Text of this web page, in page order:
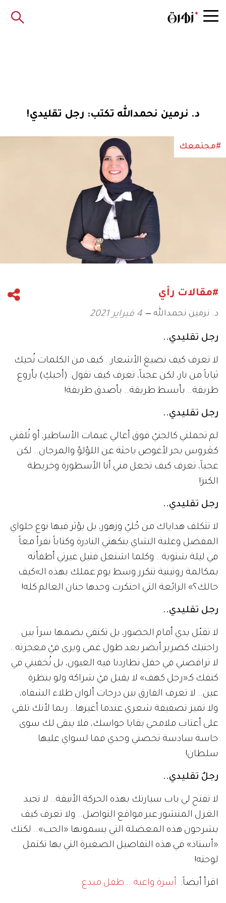
د. نرمين نحمدالله تكتب: رجل تقليدي!
#مجتمعك
#مقالات رأي
د. نرمين نحمدالله 4 فبراير 2021
رجل تقليدي..
لا تعرف كيف تصيغ الأشعار.. كيف من الكلمات تُحيك
ثياباً من نار، لكن عجباً، تعرف كيف تقول: (أحبكِ) بأروع
طريقة.. بأبسط طريقة.. بأصدق طريقة!
رجل تقليدي..
لم تحملني كالجنيّ فوق أعالي غيمات الأساطير، أو تُلقني
كعَروس بحر لأغوص باحثة عن اللؤلؤ والمرجان.. لكن
عجباً، تعرف كيف تجعل مني أنا الأسطورة وخريطة
الكنز!
رجل تقليدي..
لا تتكلف هداياك من حُليّ وزهور، بل يؤثر فيها نوع حلواي
المفضل وعلبة الشاي بنكهتي النادرة وكتاباً نقرأ معاً
في ليلة شتوية.. وكلما اشتعل فتيل غيرتي أطفأته
بمكالمة روتينية تتكرر وسط يوم عملك بهذه الـ»كيف
حالك؟» الرائعة التي احتكرت وحدها حنان العالم كله!
رجل تقليدي..
لا تقبّل يدي أمام الحضور، بل تكتفي بضمها سراً بين
راحتيك كضرير أبصر بعد طول عمى ويرى فيّ معجزته..
لا تراقصني في حفل تطاردنا فيه العيون، بل تُخفيني في
كنفك كـ«رجل كهف» لا يقبل فيّ شراكة ولو بنظرة
عين.. لا تعرف الفارق بين درجات ألوان طلاء الشفاه،
ولا تميز تصفيفة شعري عندما أغيرها.. ربما لأنك تلقي
على أعتاب ملامحي بقايا حواسك، فلا يبقى لك سوى
حاسة سادسة تخصني وحدي فما لسواي عليها
سلطان!
رجلٌ تقليدي..
لا تفتح لي باب سيارتك بهذه الحركة الأنيقة.. لا تجيد
الغزل المنشور عبر مواقع التواصل.. ولا تعرف كيف
يشرحون هذه المعضلة التي يسمونها «الحب».. لكنك
«أستاذ» في هذه التفاصيل الصغيرة التي بها تكتمل
لوحته!
اقرأ أيضاً: أسرة واعية .. طفل مبدع